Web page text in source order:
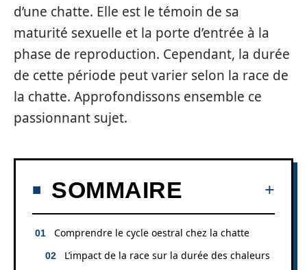
d’une chatte. Elle est le témoin de sa
maturité sexuelle et la porte d’entrée à la
phase de reproduction. Cependant, la durée
de cette période peut varier selon la race de
la chatte. Approfondissons ensemble ce
passionnant sujet.
SOMMAIRE
Comprendre le cycle oestral chez la chatte
L’impact de la race sur la durée des chaleurs